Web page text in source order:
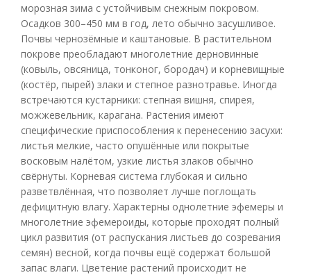
морозная зима с устойчивым снежным покровом.
Осадков 300–450 мм в год, лето обычно засушливое.
Почвы чернозёмные и каштановые. В растительном
покрове преобладают многолетние дерновинные
(ковыль, овсяница, тонконог, бородач) и корневищные
(костёр, пырей) злаки и степное разнотравье. Иногда
встречаются кустарники: степная вишня, спирея,
можжевельник, карагана. Растения имеют
специфические приспособления к перенесению засухи:
листья мелкие, часто опушённые или покрытые
восковым налётом, узкие листья злаков обычно
свёрнуты. Корневая система глубокая и сильно
разветвлённая, что позволяет лучше поглощать
дефицитную влагу. Характерны однолетние эфемеры и
многолетние эфемероиды, которые проходят полный
цикл развития (от распускания листьев до созревания
семян) весной, когда почвы ещё содержат большой
запас влаги. Цветение растений происходит не